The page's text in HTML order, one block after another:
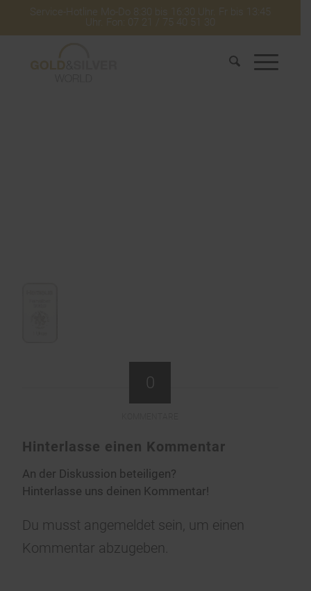
Service-Hotline Mo-Do 8:30 bis 16:30 Uhr. Fr bis 13:45
Uhr. Fon: 07 21 / 75 40 51 30
0
Hinterlasse einen Kommentar
An der Diskussion beteiligen?
Hinterlasse uns deinen Kommentar!
Du musst angemeldet sein, um einen
Kommentar abzugeben.